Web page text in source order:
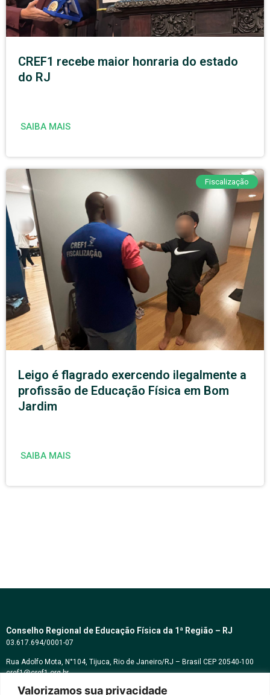
Valorizamos sua privacidade
CREF1 recebe maior honraria do estado
do RJ
SAIBA MAIS
Fiscalização
Leigo é flagrado exercendo ilegalmente a
profissão de Educação Física em Bom
Jardim
SAIBA MAIS
Conselho Regional de Educação Física da 1ª Região – RJ
03.617.694/0001-07
Rua Adolfo Mota, N°104, Tijuca, Rio de Janeiro/RJ – Brasil CEP 20540-100
cref1@cref1.org.br
Assessoria de comunicação: